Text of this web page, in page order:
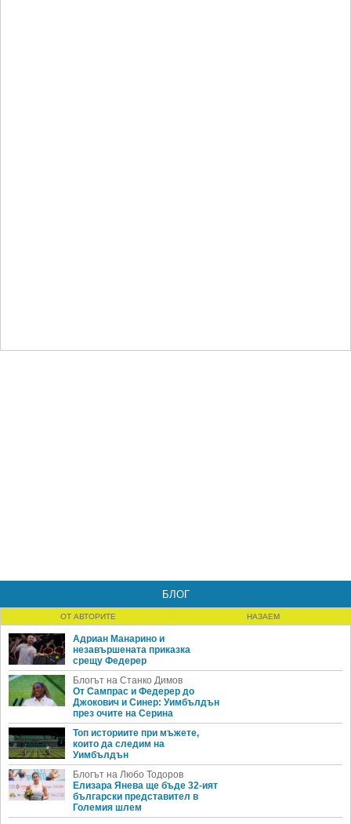
БЛОГ
ОТ АВТОРИТЕ НАЗАЕМ
Адриан Манарино и
незавършената приказка
срещу Федерер
Блогът на Станко Димов
От Сампрас и Федерер до
Джокович и Синер: Уимбълдън
през очите на Серина
Топ историите при мъжете,
които да следим на
Уимбълдън
Блогът на Любо Тодоров
Елизара Янева ще бъде 32-ият
български представител в
Големия шлем